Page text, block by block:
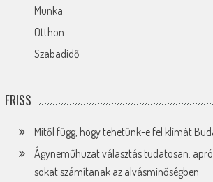
Munka
Otthon
Szabadidő
FRISS
Mitől függ, hogy tehetünk-e fel klímát
Ágyneműhuzat választás tudatosan:
sokat számítanak az alvásminőségben